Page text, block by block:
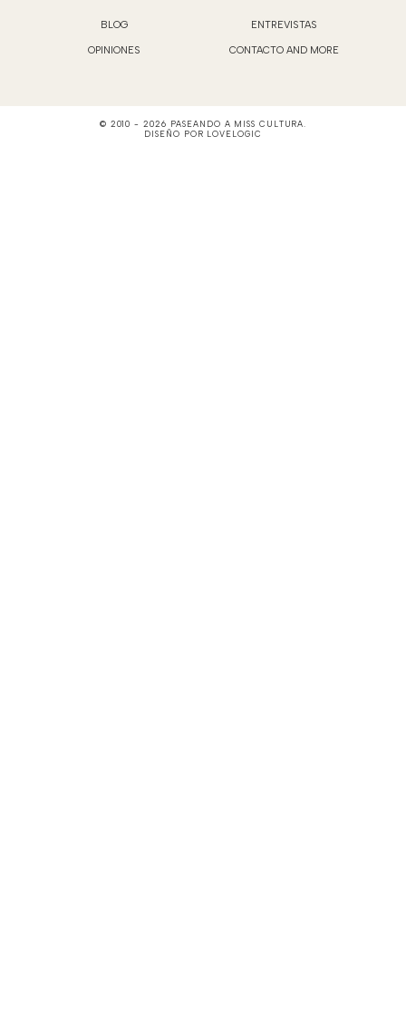
BLOG ENTREVISTAS
OPINIONES CONTACTO AND MORE
© 2010 - 2026 PASEANDO A MISS CULTURA
DISEÑO POR LOVELOGIC